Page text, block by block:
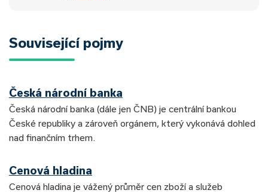
Související pojmy
Česká národní banka
Česká národní banka (dále jen ČNB) je centrální bankou
České republiky a zároveň orgánem, který vykonává dohled
nad finančním trhem.
Cenová hladina
Cenová hladina je vážený průměr cen zboží a služeb